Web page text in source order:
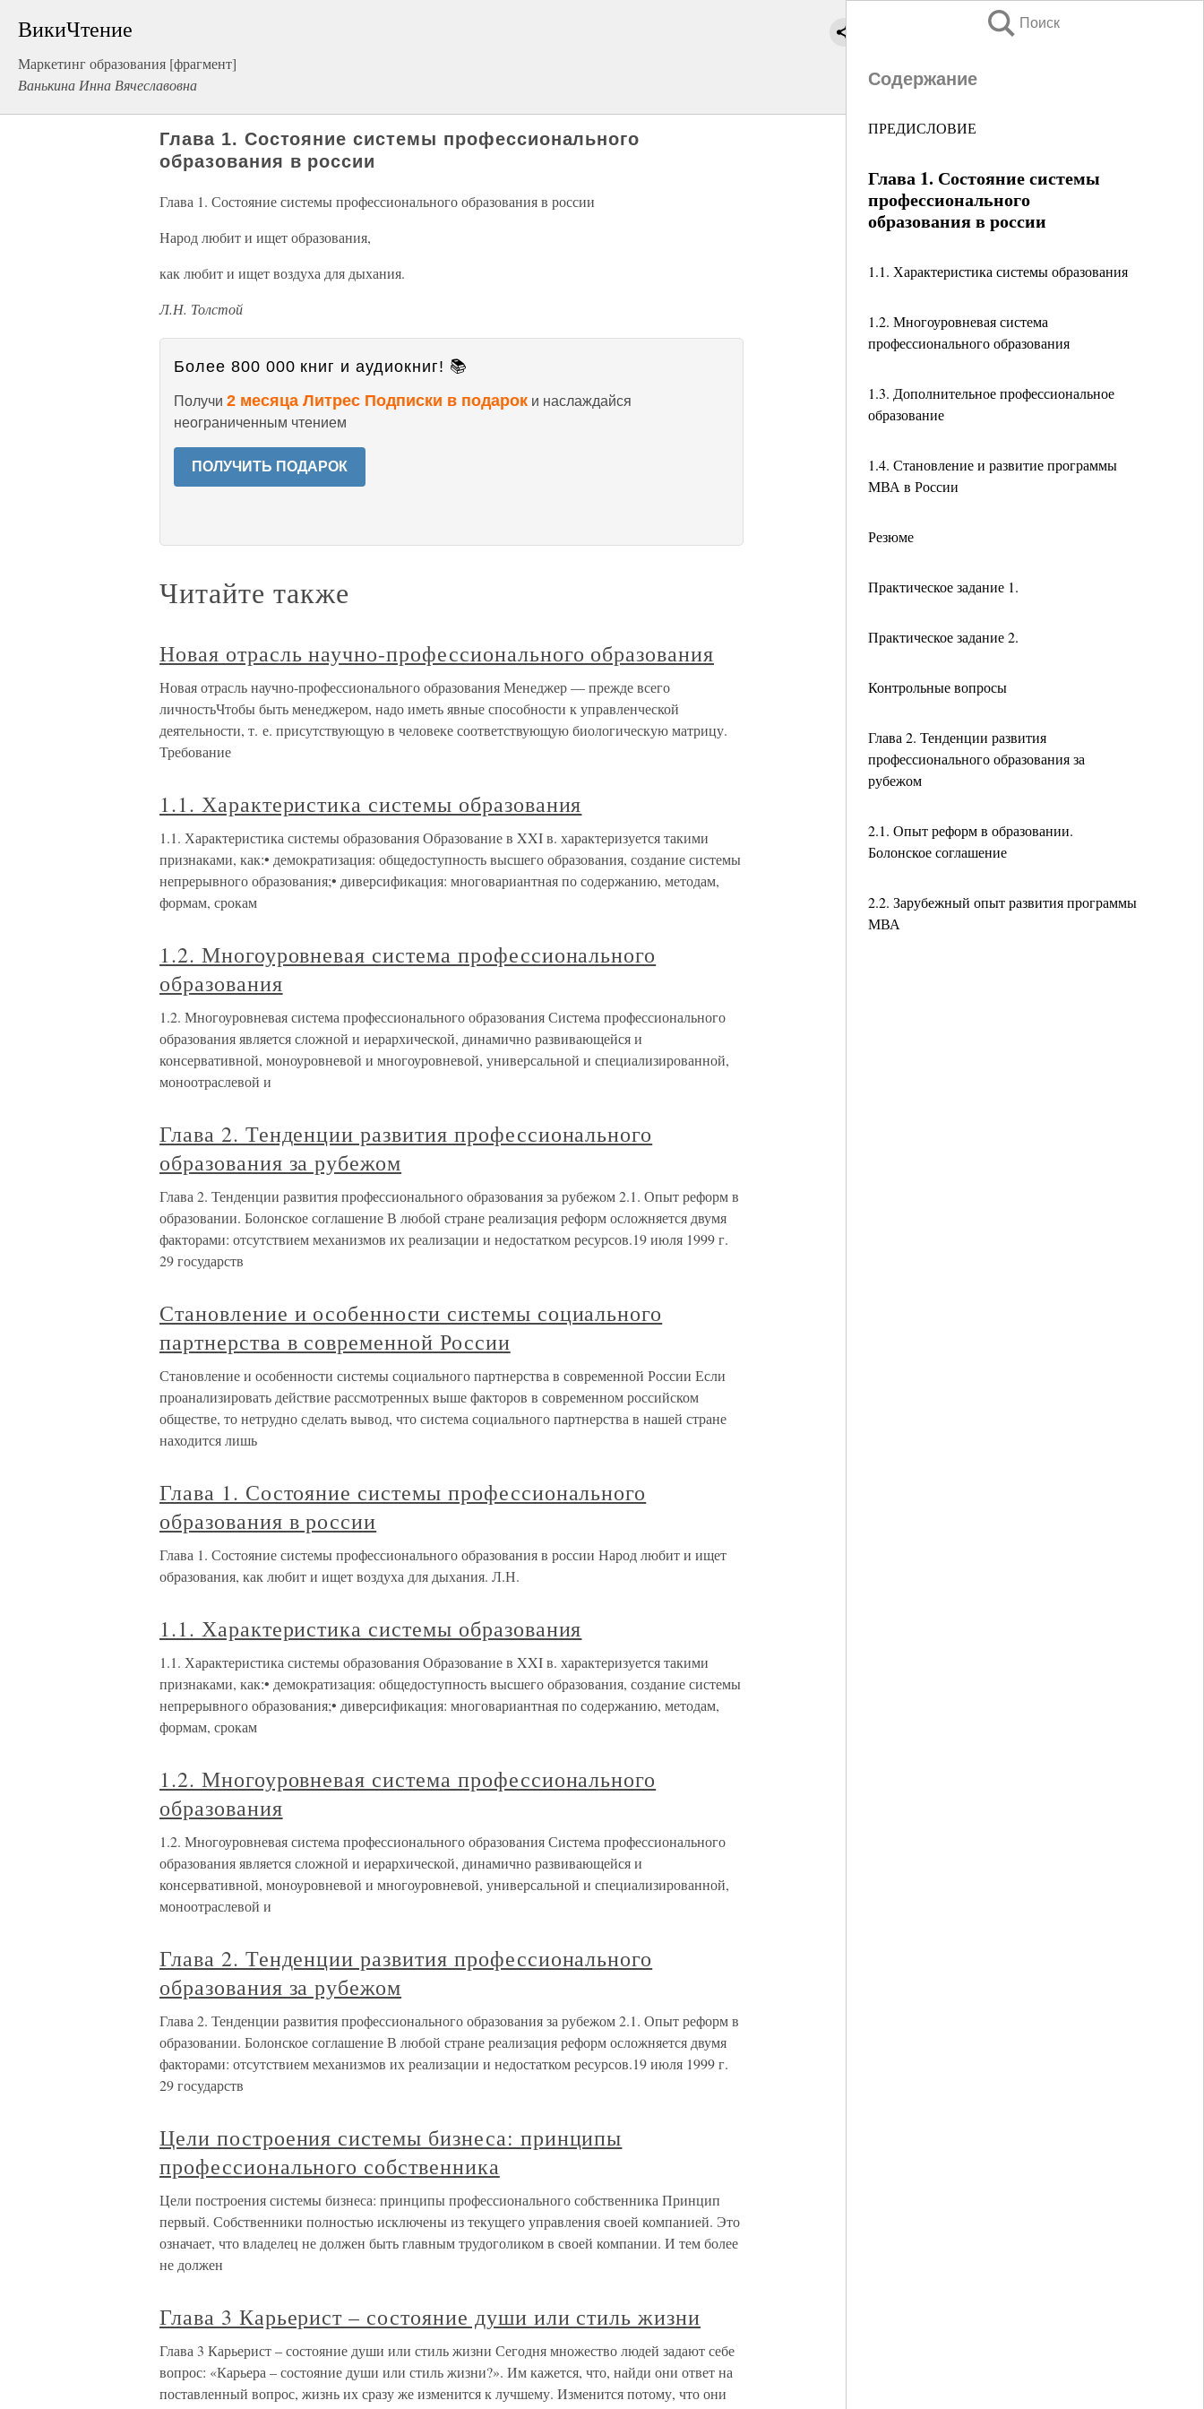
ВикиЧтение
Маркетинг образования [фрагмент]
Ванькина Инна Вячеславовна
Поиск
Содержание
ПРЕДИСЛОВИЕ
Глава 1. Состояние системы
профессионального
образования в россии
1.1. Характеристика системы образования
1.2. Многоуровневая система
профессионального образования
1.3. Дополнительное профессиональное
образование
1.4. Становление и развитие программы
МВА в России
Резюме
Практическое задание 1.
Практическое задание 2.
Контрольные вопросы
Глава 2. Тенденции развития
профессионального образования за
рубежом
2.1. Опыт реформ в образовании.
Болонское соглашение
2.2. Зарубежный опыт развития программы
МВА
Глава 1. Состояние системы профессионального
образования в россии
Глава 1. Состояние системы профессионального образования в россии
Народ любит и ищет образования,
как любит и ищет воздуха для дыхания.
Л.Н. Толстой
Более 800 000 книг и аудиокниг! 📚
Получи 2 месяца Литрес Подписки в подарок и наслаждайся
неограниченным чтением
ПОЛУЧИТЬ ПОДАРОК
Читайте также
Новая отрасль научно-профессионального образования
Новая отрасль научно-профессионального образования Менеджер — прежде всего
личностьЧтобы быть менеджером, надо иметь явные способности к управленческой
деятельности, т. е. присутствующую в человеке соответствующую биологическую матрицу.
Требование
1.1. Характеристика системы образования
1.1. Характеристика системы образования Образование в XXI в. характеризуется такими
признаками, как:• демократизация: общедоступность высшего образования, создание системы
непрерывного образования;• диверсификация: многовариантная по содержанию, методам,
формам, срокам
1.2. Многоуровневая система профессионального
образования
1.2. Многоуровневая система профессионального образования Система профессионального
образования является сложной и иерархической, динамично развивающейся и
консервативной, моноуровневой и многоуровневой, универсальной и специализированной,
моноотраслевой и
Глава 2. Тенденции развития профессионального
образования за рубежом
Глава 2. Тенденции развития профессионального образования за рубежом 2.1. Опыт реформ в
образовании. Болонское соглашение В любой стране реализация реформ осложняется двумя
факторами: отсутствием механизмов их реализации и недостатком ресурсов.19 июля 1999 г.
29 государств
Становление и особенности системы социального
партнерства в современной России
Становление и особенности системы социального партнерства в современной России Если
проанализировать действие рассмотренных выше факторов в современном российском
обществе, то нетрудно сделать вывод, что система социального партнерства в нашей стране
находится лишь
Глава 1. Состояние системы профессионального
образования в россии
Глава 1. Состояние системы профессионального образования в россии Народ любит и ищет
образования, как любит и ищет воздуха для дыхания. Л.Н.
1.1. Характеристика системы образования
1.1. Характеристика системы образования Образование в XXI в. характеризуется такими
признаками, как:• демократизация: общедоступность высшего образования, создание системы
непрерывного образования;• диверсификация: многовариантная по содержанию, методам,
формам, срокам
1.2. Многоуровневая система профессионального
образования
1.2. Многоуровневая система профессионального образования Система профессионального
образования является сложной и иерархической, динамично развивающейся и
консервативной, моноуровневой и многоуровневой, универсальной и специализированной,
моноотраслевой и
Глава 2. Тенденции развития профессионального
образования за рубежом
Глава 2. Тенденции развития профессионального образования за рубежом 2.1. Опыт реформ в
образовании. Болонское соглашение В любой стране реализация реформ осложняется двумя
факторами: отсутствием механизмов их реализации и недостатком ресурсов.19 июля 1999 г.
29 государств
Цели построения системы бизнеса: принципы
профессионального собственника
Цели построения системы бизнеса: принципы профессионального собственника Принцип
первый. Собственники полностью исключены из текущего управления своей компанией. Это
означает, что владелец не должен быть главным трудоголиком в своей компании. И тем более
не должен
Глава 3 Карьерист – состояние души или стиль жизни
Глава 3 Карьерист – состояние души или стиль жизни Сегодня множество людей задают себе
вопрос: «Карьера – состояние души или стиль жизни?». Им кажется, что, найди они ответ на
поставленный вопрос, жизнь их сразу же изменится к лучшему. Изменится потому, что они